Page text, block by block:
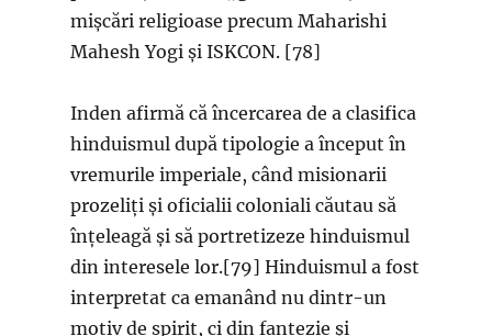
mișcări religioase precum Maharishi
Mahesh Yogi și ISKCON. [78]
Inden afirmă că încercarea de a clasifica
hinduismul după tipologie a început în
vremurile imperiale, când misionarii
prozeliți și oficialii coloniali căutau să
înțeleagă și să portretizeze hinduismul
din interesele lor.[79] Hinduismul a fost
interpretat ca emanând nu dintr-un
motiv de spirit, ci din fantezie și